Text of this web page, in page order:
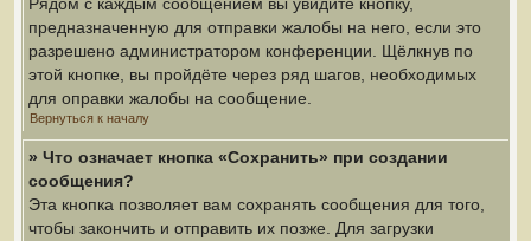
предназначенную для отправки жалобы на него, если это
разрешено администратором конференции. Щёлкнув по
этой кнопке, вы пройдёте через ряд шагов, необходимых
для оправки жалобы на сообщение.
Вернуться к началу
» Что означает кнопка «Сохранить» при создании
сообщения?
Эта кнопка позволяет вам сохранять сообщения для того,
чтобы закончить и отправить их позже. Для загрузки